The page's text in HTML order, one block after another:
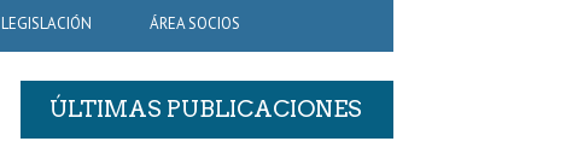
LEGISLACIÓN ÁREA SOCIOS
ÚLTIMAS PUBLICACIONES